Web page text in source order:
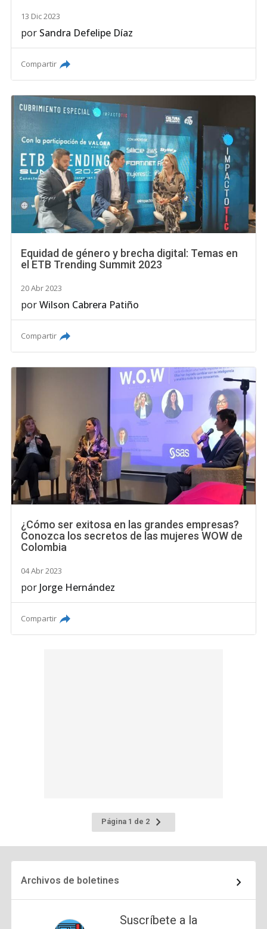
13 Dic 2023
por Sandra Defelipe Díaz
Compartir
Equidad de género y brecha digital: Temas en
el ETB Trending Summit 2023
20 Abr 2023
porWilson Cabrera Patiño
Compartir
¿Cómo ser exitosa en las grandes empresas?
Conozca los secretos de las mujeres WOW de
Colombia
04 Abr 2023
por Jorge Hernández
Compartir
Página 1 de 2
Ir
a
Archivos de boletines
Suscríbete a la